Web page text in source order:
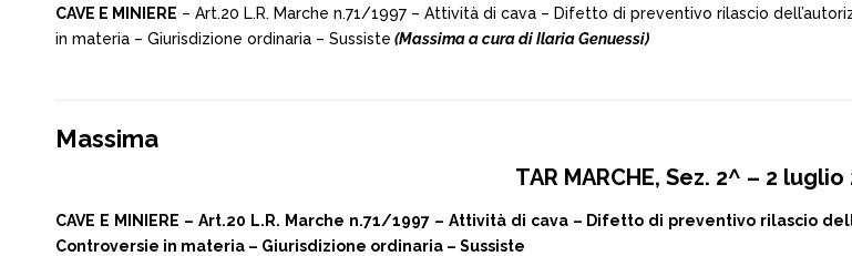
CAVE E MINIERE – Art.20 L.R. Marche n.71/1997 – Attività di cava – Difetto di preventivo rilascio
in materia – Giurisdizione ordinaria – Sussiste (Massima a cura di Ilaria Genuessi)
Massima
TAR MARCHE, Sez. 2^ – 2 luglio
CAVE E MINIERE – Art.20 L.R. Marche n.71/1997 – Attività di cava – Difetto di preventivo rilascio
Controversie in materia – Giurisdizione ordinaria – Sussiste